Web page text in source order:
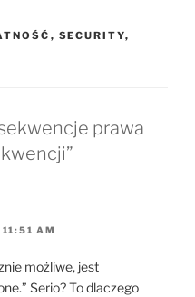
, SECURITY,
prawa
AM
możliwe, jest
Serio? To dlaczego